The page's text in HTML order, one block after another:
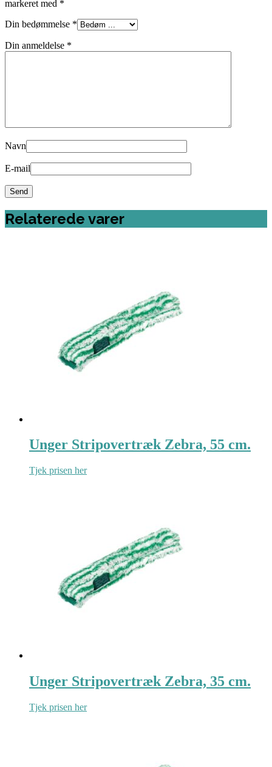
markeret med *
Din bedømmelse *
Din anmeldelse *
Navn
E-mail
Relaterede varer
Unger Stripovertræk Zebra, 55 cm.
Tjek prisen her
Unger Stripovertræk Zebra, 35 cm.
Tjek prisen her